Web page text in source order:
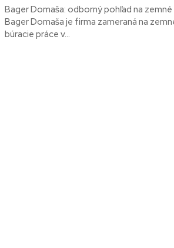
Bager Domaša: odborný pohľad na
Bager Domaša je firma zameraná na
búracie práce v...